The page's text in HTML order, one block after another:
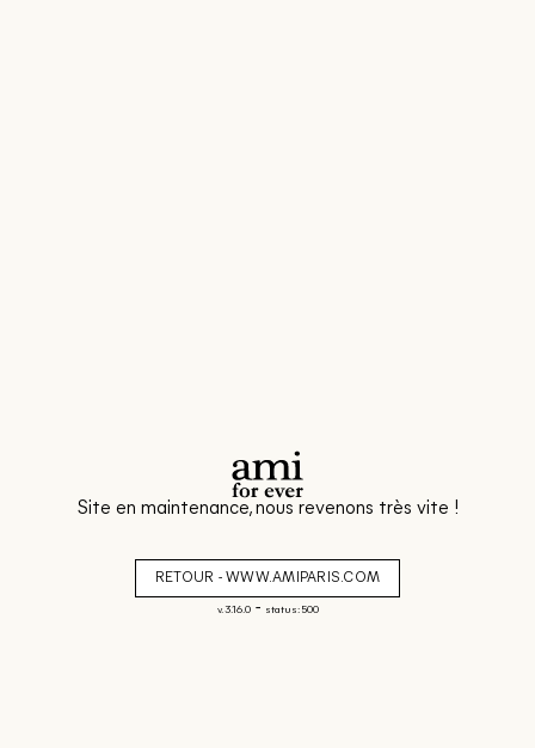
Site en maintenance, nous revenons très vite !
RETOUR - WWW.AMIPARIS.COM
v. 3.16.0- status: 500